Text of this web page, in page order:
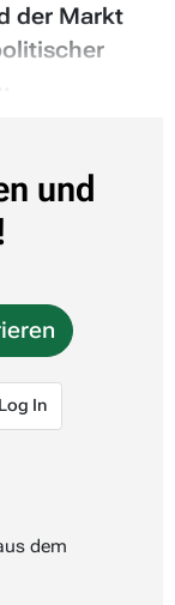
der Markt
und
Log In
dem